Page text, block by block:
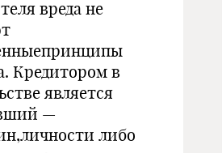
вреда не
Кредитором в
является
—
либо